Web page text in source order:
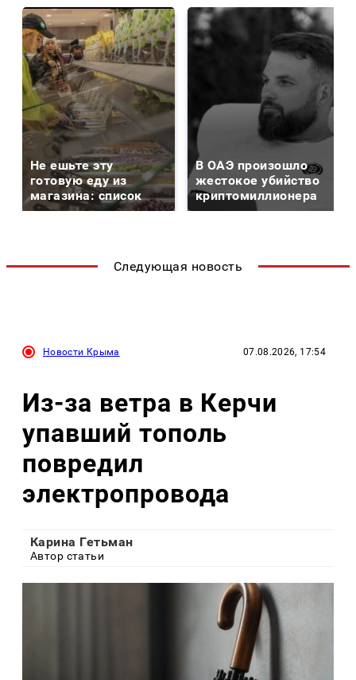
Не ешьте эту
готовую еду из
магазина: список
В ОАЭ произошло
жестокое убийство
криптомиллионера
Следующая новость
Новости Крыма 07.08.2026, 17:54
Из-за ветра в Керчи
упавший тополь
повредил
электропровода
Карина Гетьман
Автор статьи